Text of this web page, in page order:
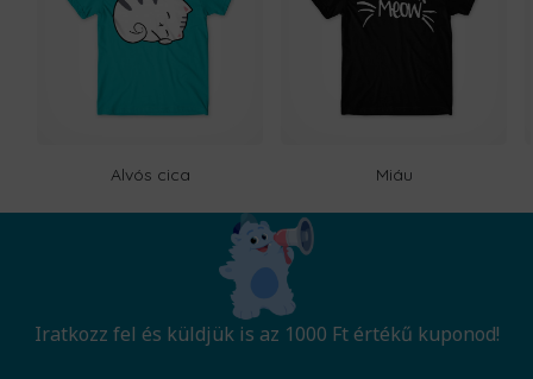
Alvós cica Miáu
Iratkozz fel és küldjük is az 1000 Ft értékű kuponod!